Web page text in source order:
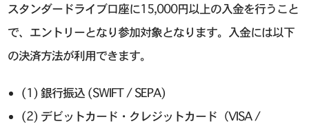
スタンダードライブ口座に15,000円以上の入金を行うこと
で、エントリーとなり参加対象となります。入金には以下
の決済方法が利用できます。
(1) 銀行振込 (SWIFT / SEPA)
(2) デビットカード・クレジットカード（VISA /